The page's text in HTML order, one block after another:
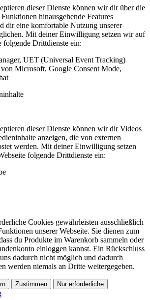
dieser Dienste können wir dir über die
hinausgehende Features
dir eine komfortable Nutzung unserer
Mit deiner Einwilligung setzen wir auf
folgende Drittdienste ein:
UET (Universal Event Tracking)
Microsoft, Google Consent Mode,
dieser Dienste können wir dir Videos
anzeigen, die von externen
werden. Mit deiner Einwilligung setzen
folgende Drittdienste ein:
Cookies gewährleisten ausschließlich
unserer Webseite. Sie dienen zum
du Produkte im Warenkorb sammeln oder
einloggen kannst. Ein Rückschluss
dadurch nicht möglich und dadurch
werden niemals an Dritte weitergegeben.
Zustimmen Nur erforderliche